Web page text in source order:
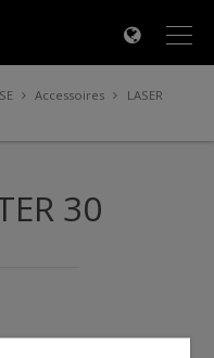
Accessoires
LASER
30
×